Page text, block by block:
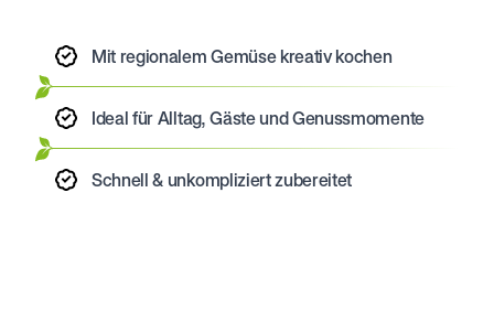
Mit regionalem Gemüse kreativ kochen
Ideal für Alltag, Gäste und Genussmomente
Schnell & unkompliziert zubereitet